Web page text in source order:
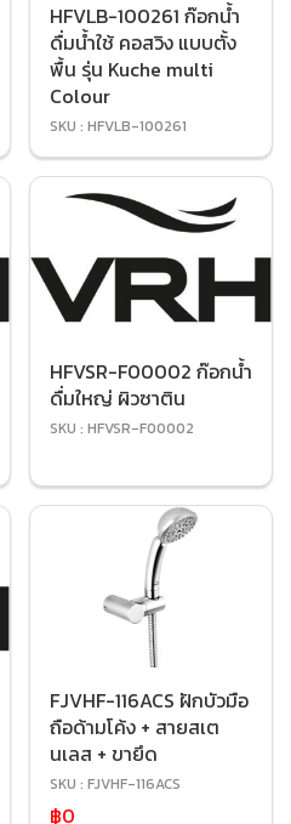
HFVLB-100261 ก๊อกน้ำ
ดื่มน้ำใช้ คอสวิง แบบตั้ง
พื้น รุ่น Kuche multi
Colour
SKU : HFVLB-100261
HFVSR-F00002 ก๊อกน้ำ
ดื่มใหญ่ ผิวซาติน
SKU : HFVSR-F00002
FJVHF-116ACS ฝักบัวมือ
ถือด้ามโค้ง + สายสเต
นเลส + ขายึด
SKU : FJVHF-116ACS
฿0